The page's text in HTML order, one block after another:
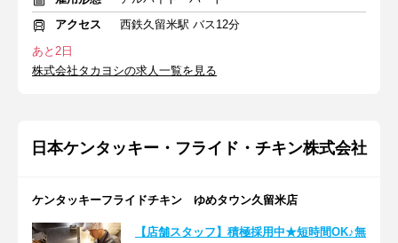
アクセス
西鉄久留米駅 バス12分
あと2日
株式会社タカヨシの求人一覧を見る
日本ケンタッキー・フライド・チキン株式会社
ケンタッキーフライドチキン ゆめタウン久留米店
【店舗スタッフ】積極採用中★短時間OK♪無